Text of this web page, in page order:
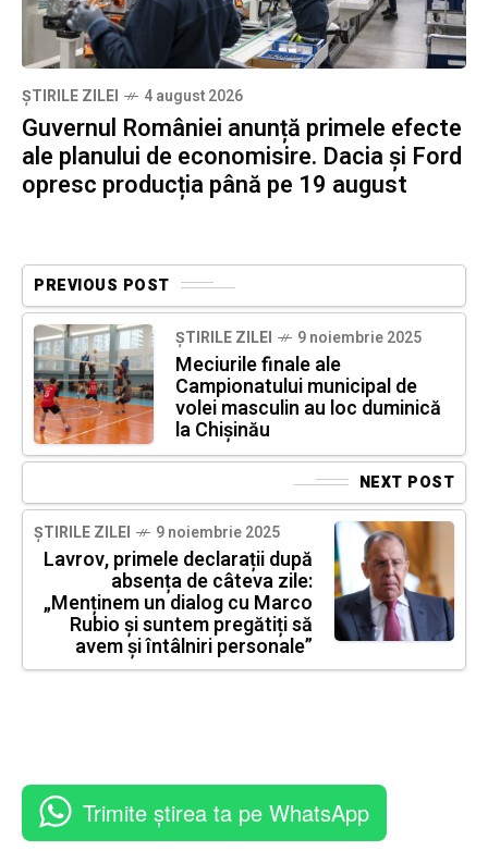
ȘTIRILE ZILEI 4 august 2026
Guvernul României anunță primele efecte
ale planului de economisire. Dacia și Ford
opresc producția până pe 19 august
PREVIOUS POST
ȘTIRILE ZILEI 9 noiembrie 2025
Meciurile finale ale
Campionatului municipal de
volei masculin au loc duminică
la Chișinău
NEXT POST
ȘTIRILE ZILEI 9 noiembrie 2025
Lavrov, primele declarații după
absența de câteva zile:
„Menținem un dialog cu Marco
Rubio și suntem pregătiți să
avem și întâlniri personale”
Trimite știrea ta pe WhatsApp